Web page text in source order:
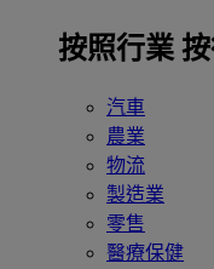
按照行業
汽車
農業
物流
製造業
零售
醫療保健